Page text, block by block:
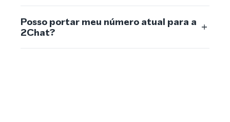
Posso portar meu número atual para a
2Chat?